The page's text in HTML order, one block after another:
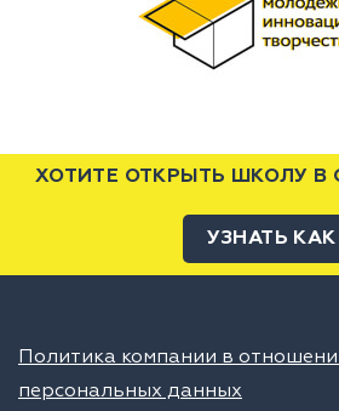
ХОТИТЕ ОТКРЫТЬ ШКОЛУ В
УЗНАТЬ КАК
Политика компании в
персональных данных